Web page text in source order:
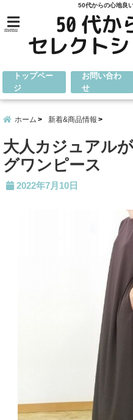
50代からの心地良
menu
トップペー
ジ
お問い合わ
せ
ホーム 新着&商品情報
大人カジュアル
グワンピース
2022年7月10日